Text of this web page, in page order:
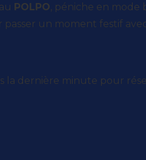
POLPO, péniche en mode
un moment festif
la dernière minute pour